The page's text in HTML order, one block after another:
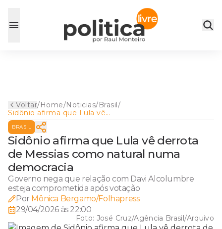
Voltar/Home/Noticias/Brasil/
Sidônio afirma que Lula vê
derrota de Messias como
natural numa democracia
BRASIL
Sidônio afirma que Lula vê derrota
de Messias como natural numa
democracia
Governo nega que relação com Davi Alcolumbre
esteja comprometida após votação
Por Mônica Bergamo/Folhapress
29/04/2026 às 22:00
Foto: José Cruz/Agência Brasil/Arquivo